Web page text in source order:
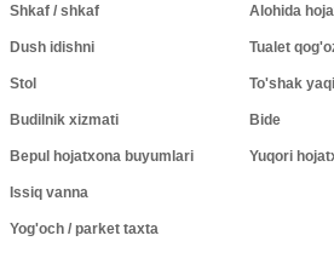
Shkaf / shkaf
Dush idishni
Stol
Budilnik xizmati
Bepul hojatxona buyumlari
Issiq vanna
Yog'och / parket taxta
Alohida
Tualet
To'shak
Bide
Yuqori